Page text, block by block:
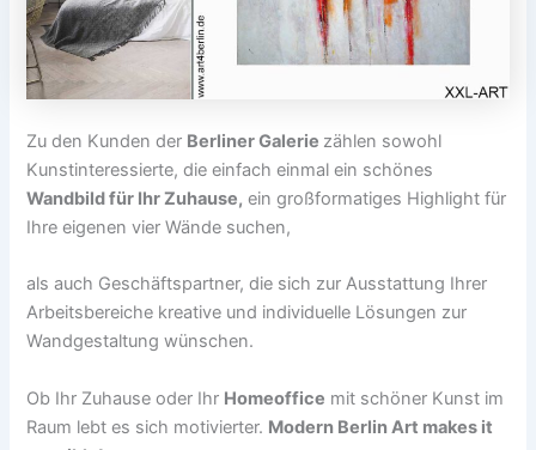
Zu den Kunden der Berliner Galerie zählen sowohl
Kunstinteressierte, die einfach einmal ein schönes
Wandbild für Ihr Zuhause, ein großformatiges Highlight für
Ihre eigenen vier Wände suchen,
als auch Geschäftspartner, die sich zur Ausstattung Ihrer
Arbeitsbereiche kreative und individuelle Lösungen zur
Wandgestaltung wünschen.
Ob Ihr Zuhause oder Ihr Homeoffice mit schöner Kunst im
Raum lebt es sich motivierter. Modern Berlin Art makes it